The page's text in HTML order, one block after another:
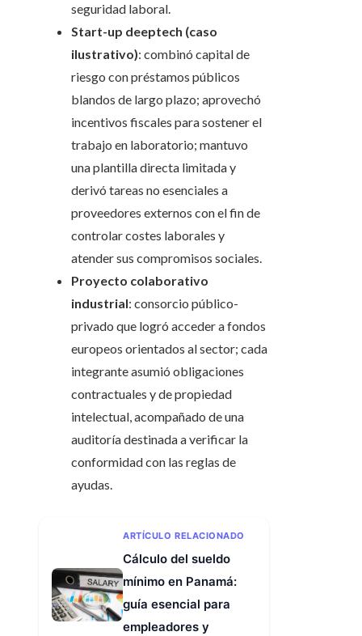
seguridad laboral.
Start-up deeptech (caso
ilustrativo): combinó capital de
riesgo con préstamos públicos
blandos de largo plazo; aprovechó
incentivos fiscales para sostener el
trabajo en laboratorio; mantuvo
una plantilla directa limitada y
derivó tareas no esenciales a
proveedores externos con el fin de
controlar costes laborales y
atender sus compromisos sociales.
Proyecto colaborativo
industrial: consorcio público-
privado que logró acceder a fondos
europeos orientados al sector; cada
integrante asumió obligaciones
contractuales y de propiedad
intelectual, acompañado de una
auditoría destinada a verificar la
conformidad con las reglas de
ayudas.
ARTÍCULO RELACIONADO
Cálculo del sueldo
mínimo en Panamá:
guía esencial para
empleadores y